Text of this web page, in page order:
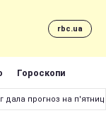
rbc.ua
Гороскопи
дала прогноз на